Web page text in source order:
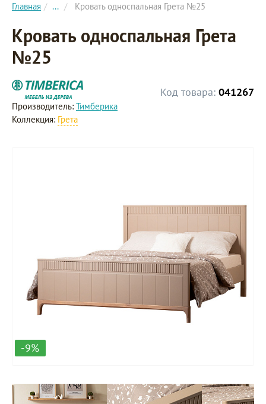
Главная ... Кровать односпальная Грета №25
Кровать односпальная Грета
№25
Код товара: 041267
Производитель: Тимберика
Коллекция: Грета
-9%